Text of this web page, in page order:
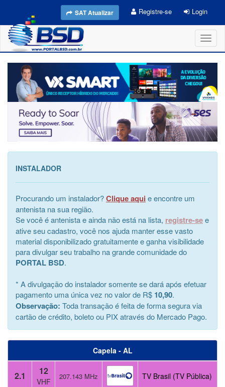
SAT Atualizar Registre-se Login
INSTALADOR
Procurando um instalador?Clique aqui e encontre um
antenista na sua região.
Se você é antenista e ainda não está na lista, registre-see
ative seu cadastro, você nos ajuda manter esse vasto
material disponibilizado gratuitamente e ganha visibilidade
para divulgar seu trabalho na grande comunidade do
PORTAL BSD.
* A divulgação do instalador somente se dará após efetuar
pagamento uma única vez no valor de R$ 10,90.
Observação: Toda transação é feita de forma segura via
cartão de crédito, boleto ou PIX através do Mercado Pago.
Capela - AL
2.1 12
VHF
207.143 MHz TV Brasil (TV Pública)